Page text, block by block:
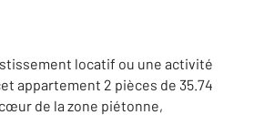
locatif ou une activité
appartement 2 pièces de 35.74
de la zone piétonne,